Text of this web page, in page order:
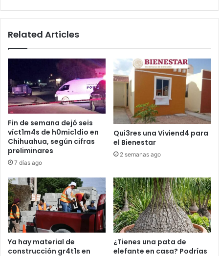
Related Articles
Fin de semana dejó seis
víct1m4s de h0mic1dio en
Chihuahua, según cifras
preliminares
7 días ago
Qui3res una Viviend4 para
el Bienestar
2 semanas ago
Ya hay material de
construcción gr4t1s en
¿Tienes una pata de
elefante en casa? Podrías